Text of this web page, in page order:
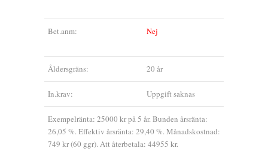
Bet.anm: Nej
Åldersgräns: 20 år
In.krav: Uppgift saknas
Exempelränta: 25000 kr på 5 år. Bunden årsränta:
26,05 %. Effektiv årsränta: 29,40 %. Månadskostnad:
749 kr (60 ggr). Att återbetala: 44955 kr.